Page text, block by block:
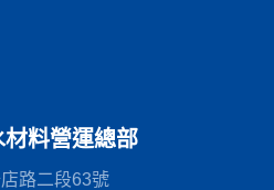
料營運總部
路二段63號